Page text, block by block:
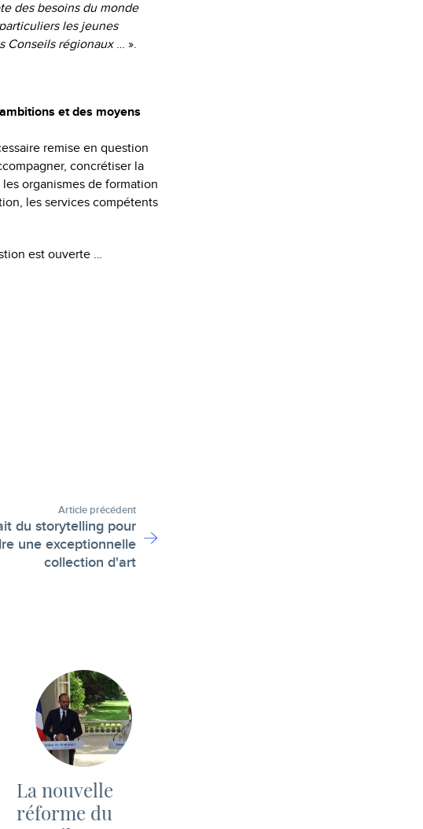
des besoins du monde
les jeunes
Conseils régionaux … ».
et des moyens
remise en question
concrétiser la
organismes de formation
les services compétents
est ouverte …
Article précédent
du storytelling pour
une exceptionnelle
collection d'art
La nouvelle
réforme du